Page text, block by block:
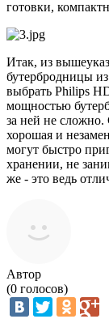
готовки,
Итак, из
бутербродницы
выбрать Philips
мощностью
за ней не
хорошая и
могут быстро
хранении, не
же - это ведь
Автор
(0 голосов)